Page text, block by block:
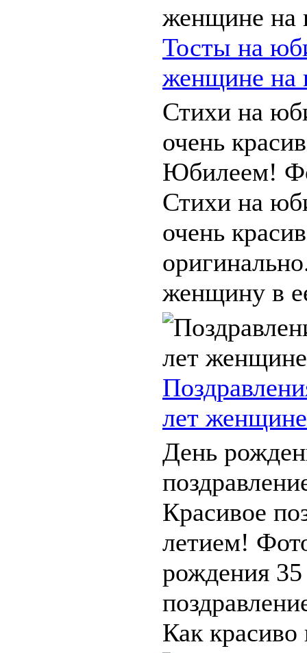
Тосты на
женщине на
Стихи на
очень
Юбилеем!
Стихи на
очень
женщину в
лет женщине
День
Красивое
летием!
рождения 35
Как красиво